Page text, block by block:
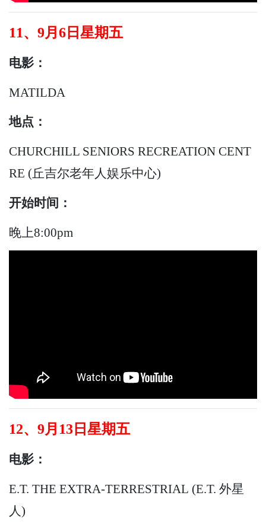
11、9月6日星期五
电影：
MATILDA
地点：
CHURCHILL SENIORS RECREATION CENT
RE (丘吉尔老年人娱乐中心)
开始时间：
晚上8:00pm
12、9月13日星期五
电影：
E.T. THE EXTRA-TERRESTRIAL (E.T. 外星
人)